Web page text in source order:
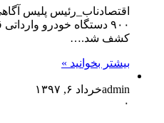
اقتصادناب_رئیس پلیس
۹۰۰ دستگاه خودرو
کشف شد.…
بیشتر بخوانید »
adminخرداد ۶, ۱۳۹۷
۰